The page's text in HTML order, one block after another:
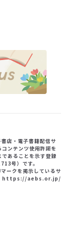
店・電子書籍配信サ
ンテンツ使用許諾を
あることを示す登録
号）です。
ークを掲示しているサ
https://aebs.or.jp/